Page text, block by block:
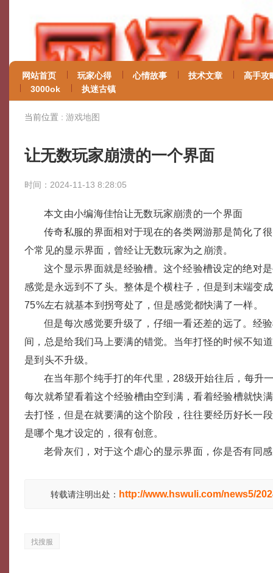
网站首页 玩家心得 心情故事 技术文章
高手攻
3000ok
执迷古镇
当前位置 : 游戏地图
让无数玩家崩溃的一个界面
时间：2024-11-13 8:28:05
本文由小编海佳怡让无数玩家崩溃的一个界面
传奇私服的界面相对于现在的各类网游那是简化了
个常见的显示界面，曾经让无数玩家为之崩溃。
这个显示界面就是经验槽。这个经验槽设定的绝对
感觉是永远到不了头。整体是个横柱子，但是到末端变
75%左右就基本到拐弯处了，但是感觉都快满了一样。
但是每次感觉要升级了，仔细一看还差的远了。经
间，总是给我们马上要满的错觉。当年打怪的时候不知
是到头不升级。
在当年那个纯手打的年代里，28级开始往后，每升
每次就希望看着这个经验槽由空到满，看着经验槽就快
去打怪，但是在就要满的这个阶段，往往要经历好长一
是哪个鬼才设定的，很有创意。
老骨灰们，对于这个虐心的显示界面，你是否有同
转载请注明出处： http://www.hswuli.com/news5/
找搜服